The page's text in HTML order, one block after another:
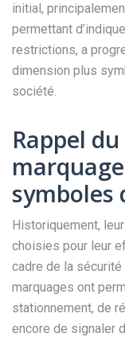
initial,
permettant
restrictions, a
dimension plus
société.
Rappel
symboles
Historiquement,
choisies pour leur
cadre de la sécurité
marquages ont
stationnement, de
encore de signaler